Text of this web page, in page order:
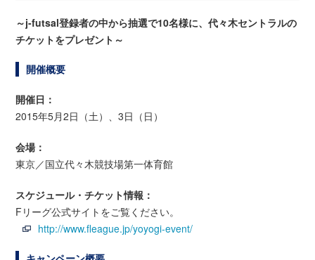
～j-futsal登録者の中から抽選で10名様に、代々木セントラルの
チケットをプレゼント～
開催概要
開催日：
2015年5月2日（土）、3日（日）
会場：
東京／国立代々木競技場第一体育館
スケジュール・チケット情報：
Fリーグ公式サイトをご覧ください。
http://www.fleague.jp/yoyogi-event/